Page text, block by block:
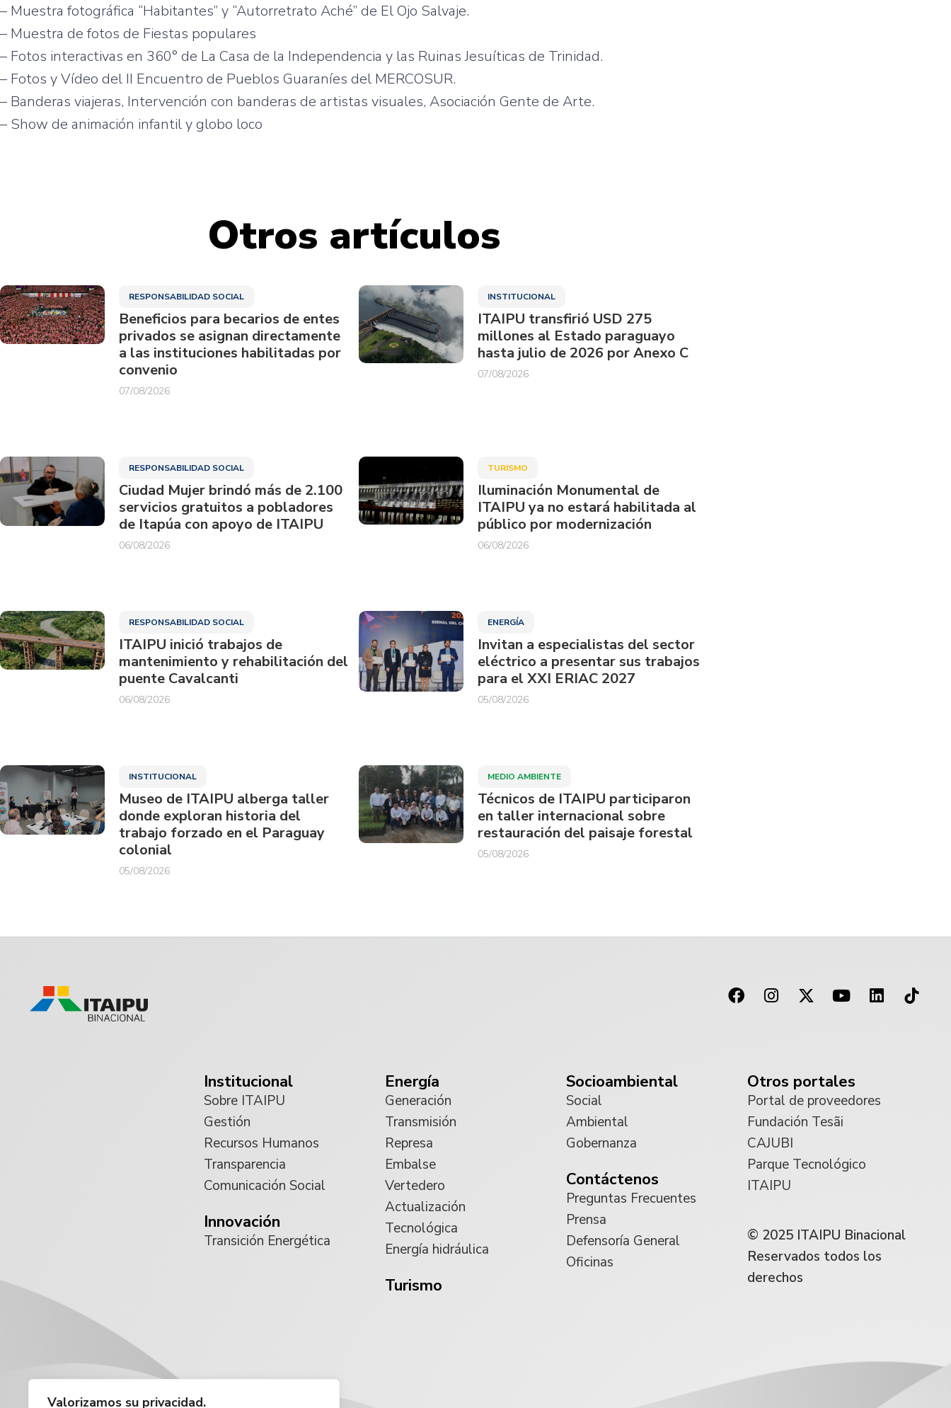
Valorizamos su privacidad.
– Muestra fotográfica “Habitantes” y “Autorretrato Aché” de ElOjo Salvaje.
– Muestra de fotos de Fiestas populares
– Fotos interactivas en 360° de La Casa de la Independencia y las Ruinas Jesuíticas de Trinidad.
– Fotos yVídeo del II Encuentro de Pueblos Guaraníes del MERCOSUR.
– Banderas viajeras, Intervención con banderas de artistas visuales, Asociación Gente de Arte.
– Show de animación infantilyglobo loco
Otros artículos
RESPONSABILIDAD SOCIAL
Beneficios para becarios de entes
privados se asignan directamente
a las instituciones habilitadas por
convenio
07/08/2026
INSTITUCIONAL
ITAIPU transfirió USD 275
millones al Estado paraguayo
hasta julio de 2026 por Anexo C
07/08/2026
RESPONSABILIDAD SOCIAL
Ciudad Mujer brindó más de 2.100
servicios gratuitos a pobladores
de Itapúa con apoyo de ITAIPU
06/08/2026
TURISMO
Iluminación Monumental de
ITAIPU ya no estará habilitada al
público por modernización
06/08/2026
RESPONSABILIDAD SOCIAL
ITAIPU inició trabajos de
mantenimiento y rehabilitación del
puente Cavalcanti
06/08/2026
ENERGÍA
Invitan a especialistas del sector
eléctrico a presentar sus trabajos
para el XXI ERIAC 2027
05/08/2026
INSTITUCIONAL
Museo de ITAIPU alberga taller
donde exploran historia del
trabajo forzado en el Paraguay
colonial
05/08/2026
MEDIO AMBIENTE
Técnicos de ITAIPU participaron
en taller internacional sobre
restauración del paisaje forestal
05/08/2026
Institucional
Sobre ITAIPU
Gestión
Recursos Humanos
Transparencia
Comunicación Social
Innovación
Transición Energética
Energía
Generación
Transmisión
Represa
Embalse
Vertedero
Actualización
Tecnológica
Energía hidráulica
Turismo
Socioambiental
Social
Ambiental
Gobernanza
Contáctenos
Preguntas Frecuentes
Prensa
Defensoría General
Oficinas
Otros portales
Portal de proveedores
Fundación Tesãi
CAJUBI
Parque Tecnológico
ITAIPU
© 2025 ITAIPU Binacional
Reservados todos los
derechos